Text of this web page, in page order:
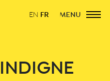
EN FR MENU